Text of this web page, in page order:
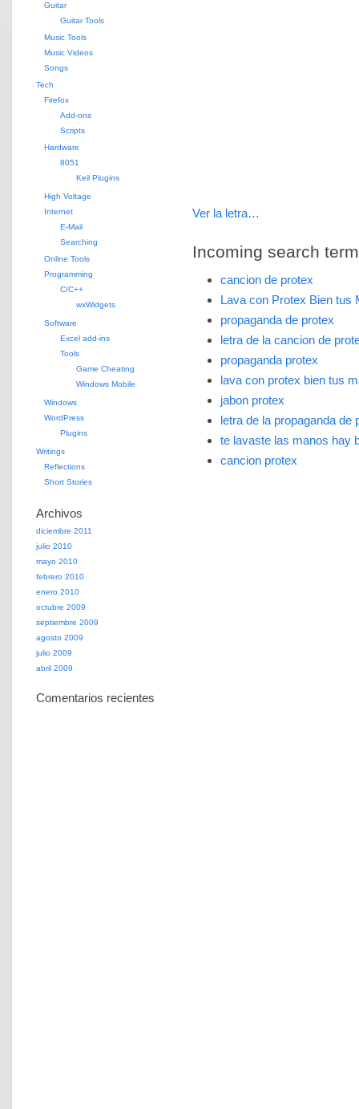
Ver la letra…
Incoming search
cancion de protex
Lava con Protex Bien tus
propaganda de protex
letra de la cancion de
propaganda protex
lava con protex bien tus
jabon protex
letra de la propaganda de
te lavaste las manos hay
cancion protex
Guitar
Guitar Tools
Music Tools
Music Videos
Songs
Tech
Firefox
Add-ons
Scripts
Hardware
8051
Keil Plugins
High Voltage
Internet
E-Mail
Searching
Online Tools
Programming
C/C++
wxWidgets
Software
Excel add-ins
Tools
Game Cheating
Windows Mobile
Windows
WordPress
Plugins
Writings
Reflections
Short Stories
Archivos
diciembre 2011
julio 2010
mayo 2010
febrero 2010
enero 2010
octubre 2009
septiembre 2009
agosto 2009
julio 2009
abril 2009
Comentarios recientes